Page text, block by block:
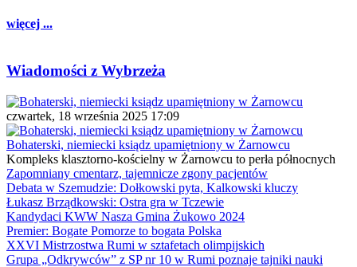
więcej ...
Wiadomości z Wybrzeża
czwartek, 18 września 2025 17:09
Bohaterski, niemiecki ksiądz upamiętniony w Żarnowcu
Kompleks klasztorno-kościelny w Żarnowcu to perła północnych
Zapomniany cmentarz, tajemnicze zgony pacjentów
Debata w Szemudzie: Dołkowski pyta, Kalkowski kluczy
Łukasz Brządkowski: Ostra gra w Tczewie
Kandydaci KWW Nasza Gmina Żukowo 2024
Premier: Bogate Pomorze to bogata Polska
XXVI Mistrzostwa Rumi w sztafetach olimpijskich
Grupa „Odkrywców” z SP nr 10 w Rumi poznaje tajniki nauki